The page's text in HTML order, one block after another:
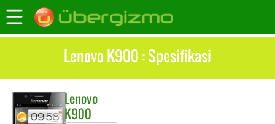
Lenovo K900 : Spesifikasi
Lenovo
K900